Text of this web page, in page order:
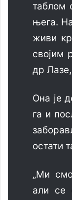
таблом
њега.
живи
својим
др
Она је
га и
остати
„Ми
али се